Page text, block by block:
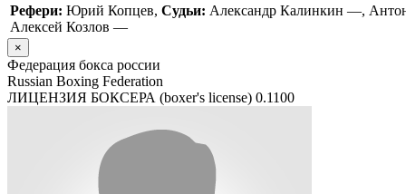
Рефери: Юрий Копцев, Судьи: Александр Калинкин —,
Алексей Козлов —
×
Федерация бокса россии
Russian Boxing Federation
ЛИЦЕНЗИЯ БОКСЕРА (boxer's license) 0.1100